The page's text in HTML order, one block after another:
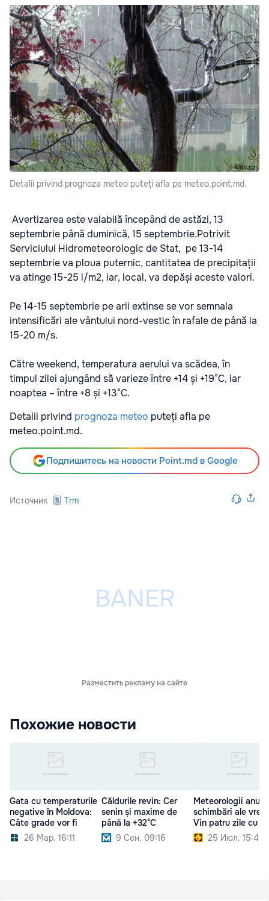
Detalii privind prognoza meteo puteți afla pe meteo.point.md.
Avertizarea este valabilă începând de astăzi, 13
septembrie până duminică, 15 septembrie.Potrivit
Serviciului Hidrometeorologic de Stat, pe 13-14
septembrie va ploua puternic, cantitatea de precipitații
va atinge 15-25 l/m2, iar, local, va depăși aceste valori.
Pe 14-15 septembrie pe arii extinse se vor semnala
intensificări ale vântului nord-vestic în rafale de până la
15-20 m/s.
Către weekend, temperatura aerului va scădea, în
timpul zilei ajungând să varieze între +14 și +19°C, iar
noaptea – între +8 și +13°C.
Detalii privind prognoza meteo puteți afla pe
meteo.point.md.
Подпишитесь на новости Point.md в Google
Источник Trm
Разместить рекламу на сайте
Похожие новости
Gata cu temperaturile
negative în Moldova:
Câte grade vor fi
26 Мар. 16:11
Căldurile revin: Cer
senin și maxime de
până la +32°C
9 Сен. 09:16
Meteorologii
schimbări ale
Vin patru zile cu
25 Июл. 15:45